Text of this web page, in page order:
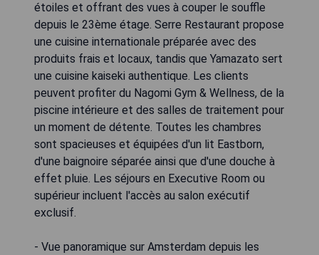
étoiles et offrant des vues à couper le souffle
depuis le 23ème étage. Serre Restaurant propose
une cuisine internationale préparée avec des
produits frais et locaux, tandis que Yamazato sert
une cuisine kaiseki authentique. Les clients
peuvent profiter du Nagomi Gym & Wellness, de la
piscine intérieure et des salles de traitement pour
un moment de détente. Toutes les chambres
sont spacieuses et équipées d'un lit Eastborn,
d'une baignoire séparée ainsi que d'une douche à
effet pluie. Les séjours en Executive Room ou
supérieur incluent l'accès au salon exécutif
exclusif.
- Vue panoramique sur Amsterdam depuis les